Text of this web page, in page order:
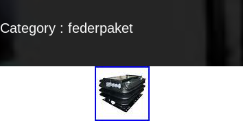
Category : federpaket